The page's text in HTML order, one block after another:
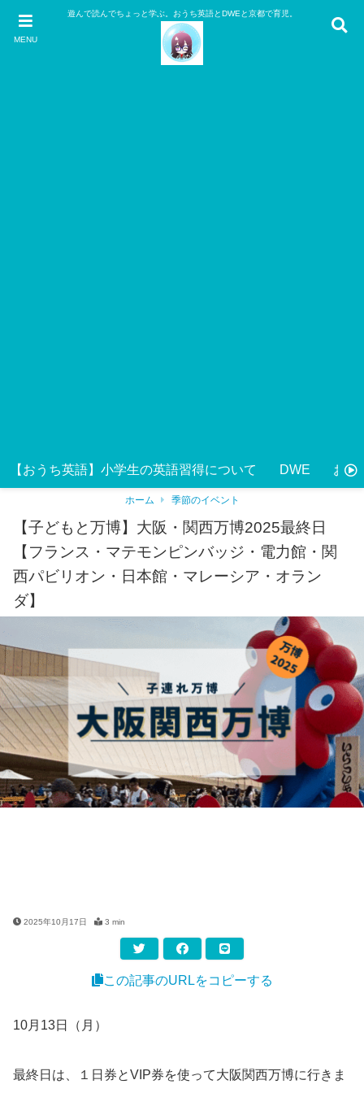
MENU
遊んで読んでちょっと学ぶ。おうち英語とDWEと京都で育児。
【おうち英語】小学生の英語習得について DWE おう
ホーム 季節のイベント
【子どもと万博】大阪・関西万博2025最終日
【フランス・マテモンピンバッジ・電力館・関
西パビリオン・日本館・マレーシア・オラン
ダ】
2025年10月17日 3 min
この記事のURLをコピーする
10月13日（月）
最終日は、１日券とVIP券を使って大阪関西万博に行きま